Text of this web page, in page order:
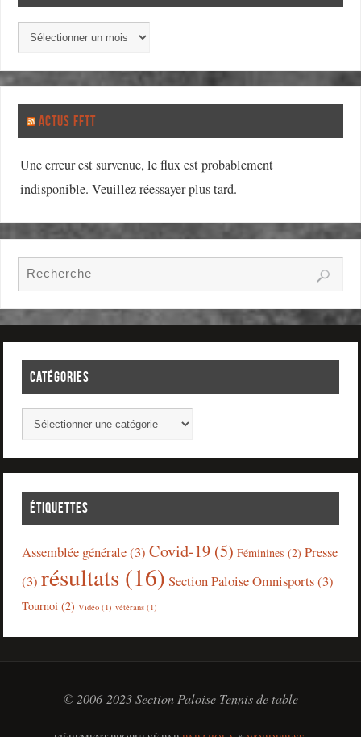
ACTUS FFTT
Une erreur est survenue, le flux est probablement
indisponible. Veuillez réessayer plus tard.
CATÉGORIES
ÉTIQUETTES
Assemblée générale(3) Covid-19(5) Féminines (2) Presse
(3) résultats(16) Section Paloise Omnisports(3)
Tournoi(2) Vidéo(1) vétérans(1)
© 2006-2023 Section Paloise Tennis de table